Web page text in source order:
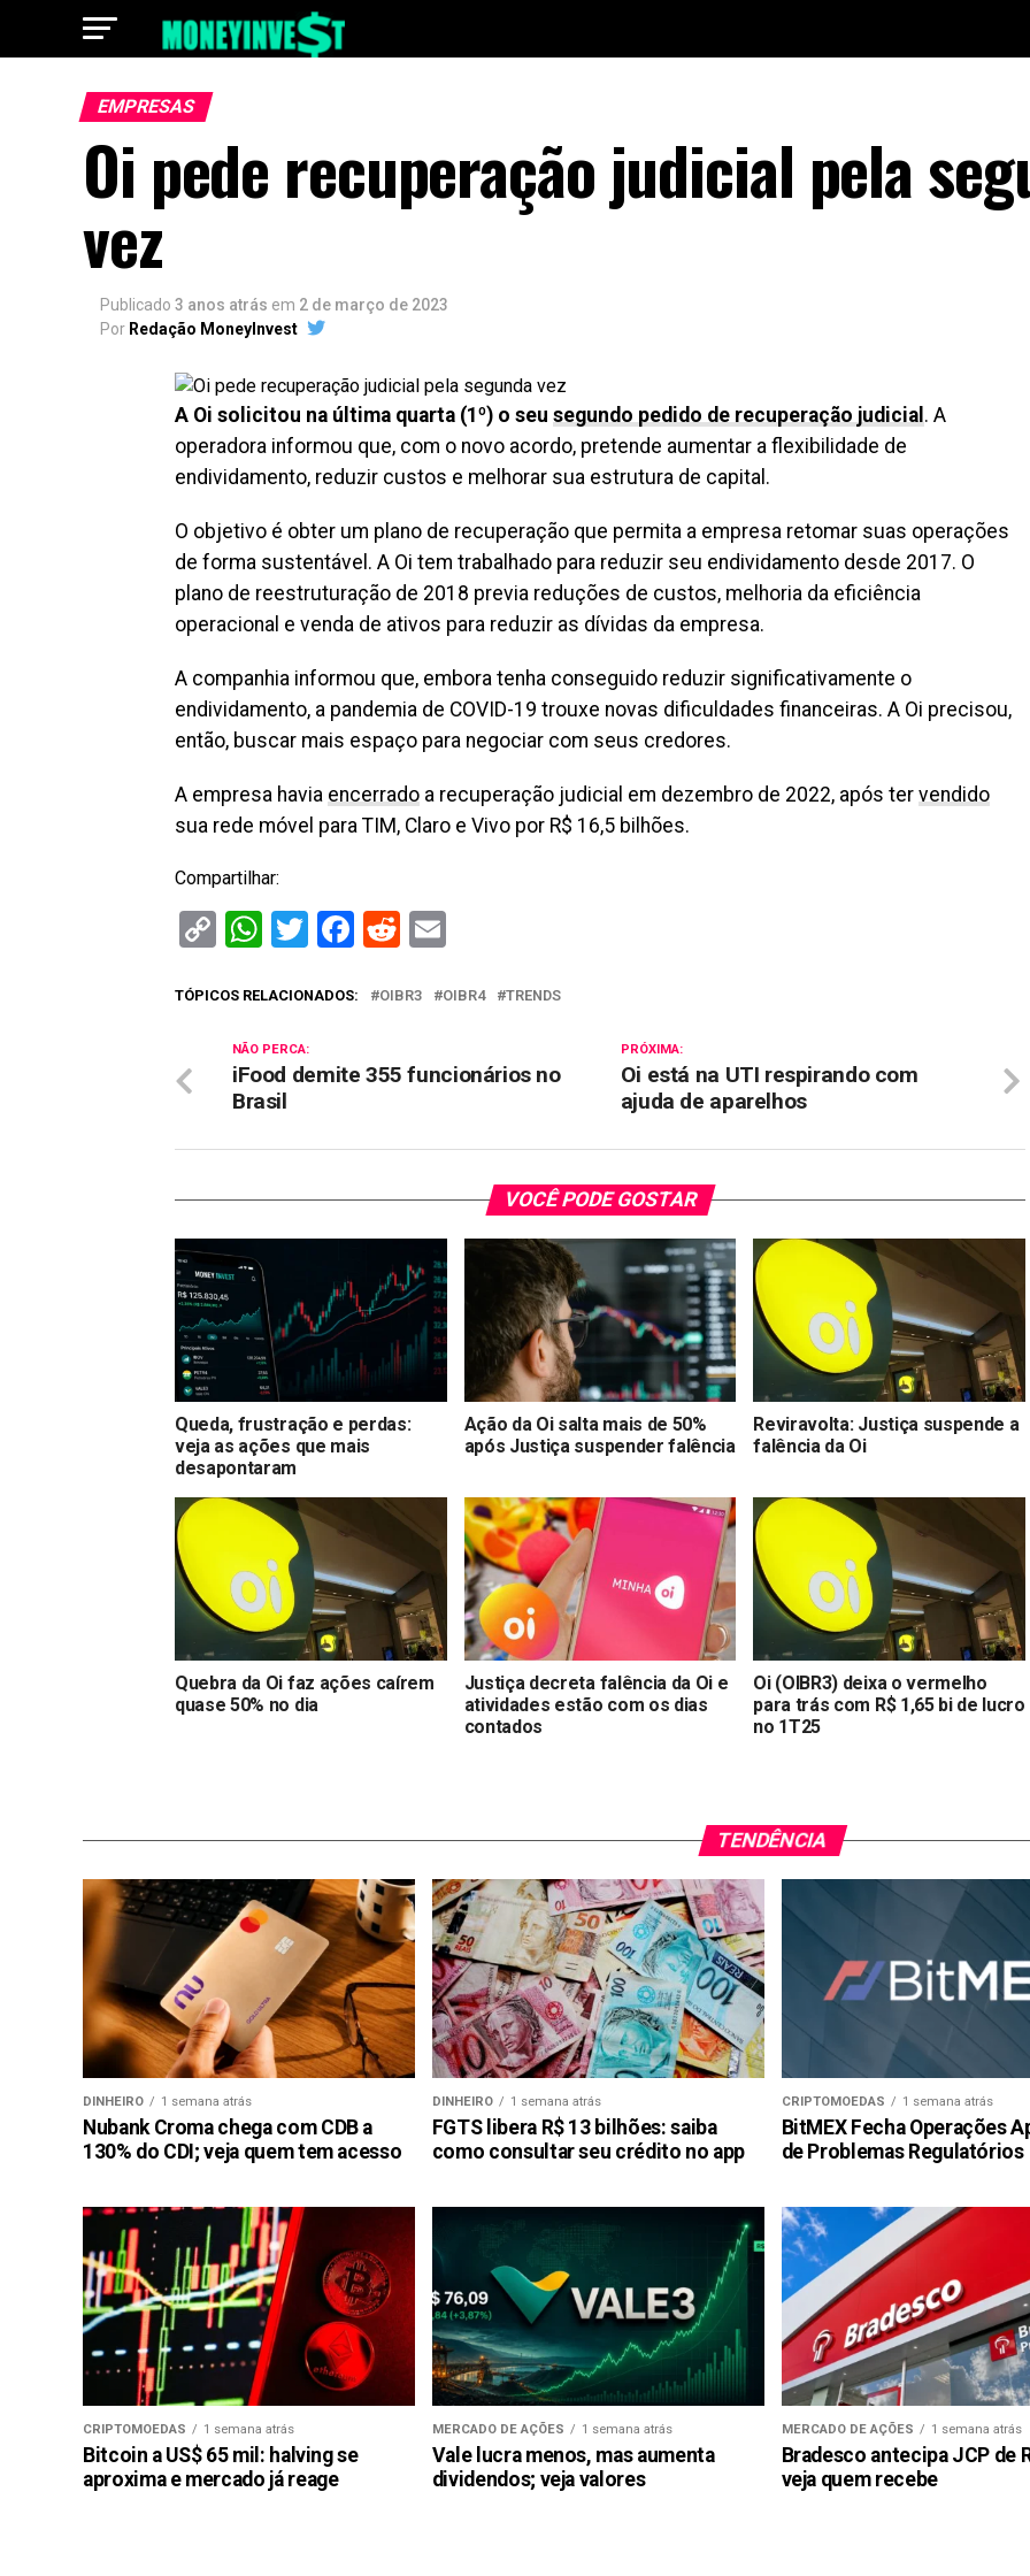
EMPRESAS
Oi pede recuperação judicial pela
vez
Publicado 3 anos atrás em 2 de março de 2023
Por Redação MoneyInvest
A Oi solicitou na última quarta (1º) o seu segundo pedido de recuperação judicial . A
operadora informou que, com o novo acordo, pretende aumentar a flexibilidade de
endividamento, reduzir custos e melhorar sua estrutura de capital.
O objetivo é obter um plano de recuperação que permita a empresa retomar suas operações
de forma sustentável. A Oi tem trabalhado para reduzir seu endividamento desde 2017. O
plano de reestruturação de 2018 previa reduções de custos, melhoria da eficiência
operacional e venda de ativos para reduzir as dívidas da empresa.
A companhia informou que, embora tenha conseguido reduzir significativamente o
endividamento, a pandemia de COVID-19 trouxe novas dificuldades financeiras. A Oi precisou,
então, buscar mais espaço para negociar com seus credores.
A empresa havia encerrado a recuperação judicial em dezembro de 2022, após ter vendido
sua rede móvel para TIM, Claro e Vivo por R$ 16,5 bilhões.
Compartilhar:
CopyWhatsApp
Twitter
Facebook
Reddit
TÓPICOS RELACIONADOS: OIBR3 OIBR4 TRENDS
PRÓXIMA:
Oi está na UTI respirando com
ajuda de aparelhos
NÃO PERCA:
iFood demite 355 funcionários no
Brasil
VOCÊ PODE GOSTAR
Queda, frustração e perdas:
veja as ações que mais
desapontaram
Ação da Oi salta mais de 50%
após Justiça suspender falência
Reviravolta: Justiça suspende a
falência da Oi
Quebra da Oi faz ações caírem
quase 50% no dia
Justiça decreta falência da Oi e
atividades estão com os dias
contados
Oi (OIBR3) deixa o vermelho
para trás com R$ 1,65 bi de lucro
no 1T25
TENDÊNCIA
DINHEIRO 1 semana atrás
Nubank Croma chega com CDB a
130% do CDI; veja quem tem acesso
DINHEIRO 1 semana atrás
FGTS libera R$ 13 bilhões: saiba
como consultar seu crédito no app
CRIPTOMOEDAS 1 semana atrás
BitMEX Fecha Operações
de Problemas Regulatórios
CRIPTOMOEDAS 1 semana atrás
Bitcoin a US$ 65 mil: halving se
aproxima e mercado já reage
MERCADO DE AÇÕES 1 semana atrás
Vale lucra menos, mas aumenta
dividendos; veja valores
MERCADO DE AÇÕES 1 semana atrás
Bradesco antecipa JCP de
veja quem recebe